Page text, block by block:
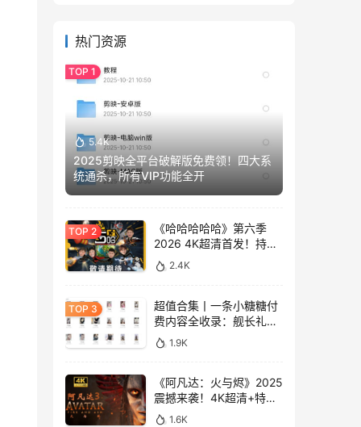
热门资源
5.4K
2025剪映全平台破解版免费领！四大系
统通杀，所有VIP功能全开
《哈哈哈哈哈》第六季
2026 4K超清首发！持续
更新免费看
2.4K
超值合集丨一条小糖糖付
费内容全收录：舰长礼包
+精选热舞+助眠视频
1.9K
《阿凡达：火与烬》2025
震撼来袭！4K超清+特效
中字，附前两部经典
1.6K